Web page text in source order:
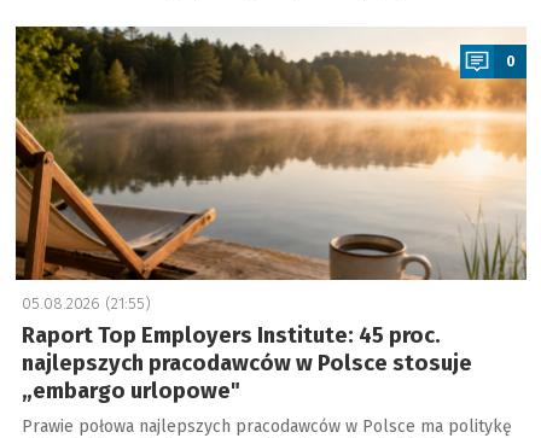
a
0
05.08.2026 (21:55)
Raport Top Employers Institute: 45 proc.
najlepszych pracodawców w Polsce stosuje
„embargo urlopowe"
Prawie połowa najlepszych pracodawców w Polsce ma politykę